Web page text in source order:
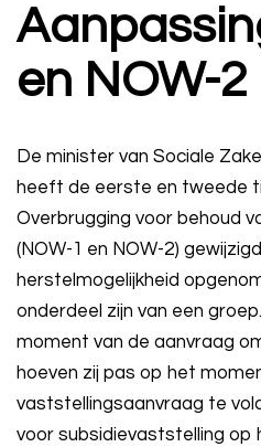
en NOW-2
De minister van Sociale
heeft de eerste en tweede
Overbrugging voor behoud
(NOW-1 en NOW-2)
herstelmogelijkheid
onderdeel zijn van een
moment van de aanvraag
hoeven zij pas op het
vaststellingsaanvraag te
voor subsidievaststelling op